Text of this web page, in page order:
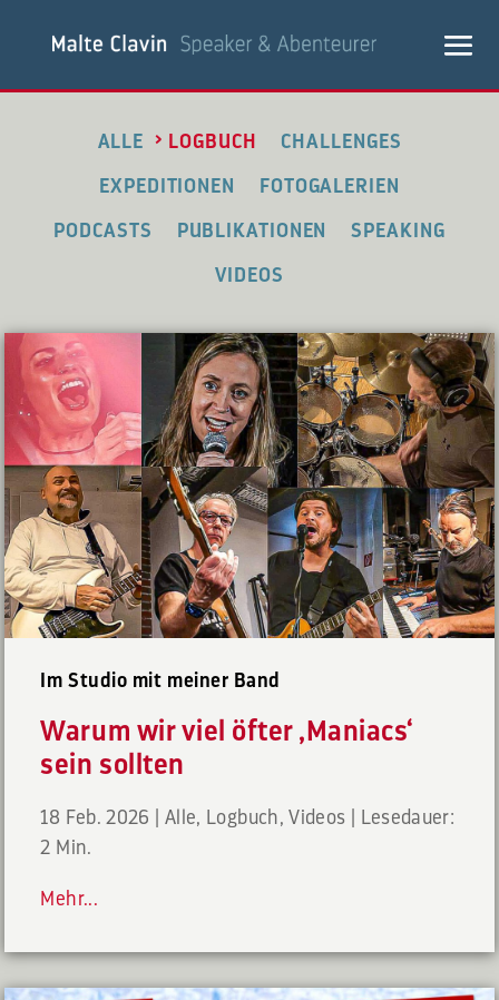
ALLE LOGBUCH CHALLENGES
EXPEDITIONEN FOTOGALERIEN
PODCASTS PUBLIKATIONEN SPEAKING
VIDEOS
Im Studio mit meiner Band
Warum wir viel öfter ‚Maniacs‘
sein sollten
18 Feb. 2026 Alle, Logbuch,Videos
Lesedauer:
2 Min.
Mehr...